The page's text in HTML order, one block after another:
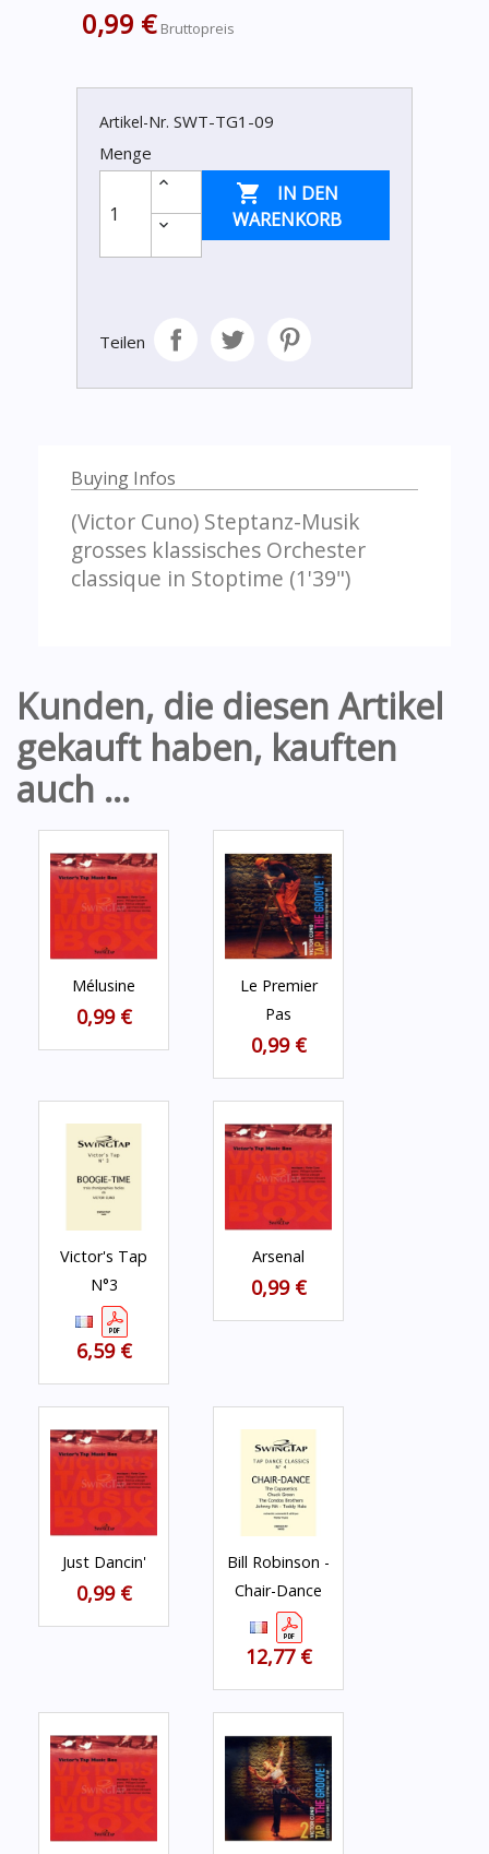
0,99 € Bruttopreis
Artikel-Nr. SWT-TG1-09
Menge

WARENKORB
Teilen
Buying Infos
(Victor Cuno) Steptanz-Musik
grosses klassisches Orchester
classique in Stoptime (1'39")
Kunden, die diesen Artikel
gekauft haben, kauften
auch ...
Mélusine
0,99 €
Le Premier
Pas
0,99 €
Victor's Tap
N°3
6,59 €
Arsenal
0,99 €
Just Dancin'
0,99 €
Bill Robinson -
Chair-Dance
12,77 €